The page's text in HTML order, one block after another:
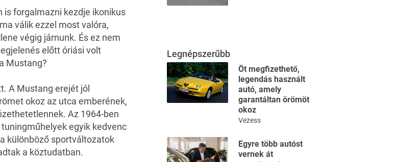
is forgalmazni kezdje ikonikus
válik ezzel most valóra,
végig járnunk. És ez nem
előtt óriási volt
Mustang?
A Mustang erejét jól
okoz az utca emberének,
Az 1964-ben
egyik kedvenc
különböző sportváltozatok
a köztudatban.
Legnépszerűbb
Öt megfizethető,
legendás használt
autó, amely
garantáltan örömöt
okoz
Vezess
Egyre több autóst
vernek át